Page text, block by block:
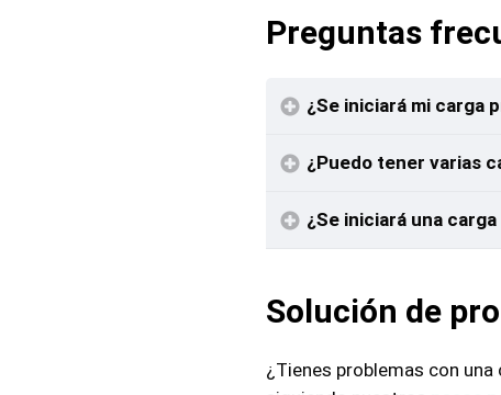
Preguntas
¿Se iniciará mi carga
¿Puedo tener varias
¿Se iniciará una
Solución de
¿Tienes problemas con